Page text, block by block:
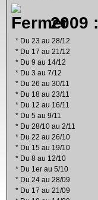
2009 :
* Du 23 au 28/12
* Du 17 au 21/12
* Du 9 au 14/12
* Du 3 au 7/12
* Du 26 au 30/11
* Du 18 au 23/11
* Du 12 au 16/11
* Du 5 au 9/11
* Du 28/10 au 2/11
* Du 22 au 26/10
* Du 15 au 19/10
* Du 8 au 12/10
* Du 1er au 5/10
* Du 24 au 28/09
* Du 17 au 21/09